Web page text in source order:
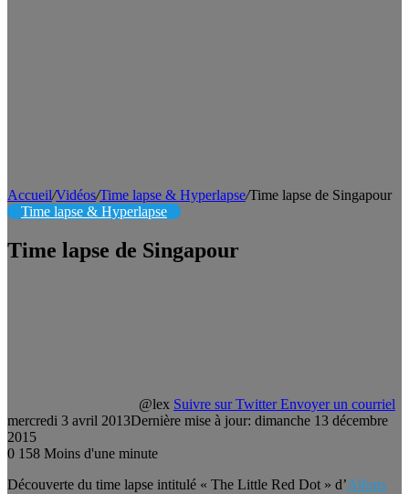
Accueil/Vidéos/Time lapse & Hyperlapse/Time lapse de Singapour
Time lapse & Hyperlapse
Time lapse de Singapour
@lex Suivre sur Twitter Envoyer un courriel
mercredi 3 avril 2013Dernière mise à jour: dimanche 13 décembre
2015
0 158 Moins d'une minute
Découverte du time lapse intitulé « The Little Red Dot » d’Alfons